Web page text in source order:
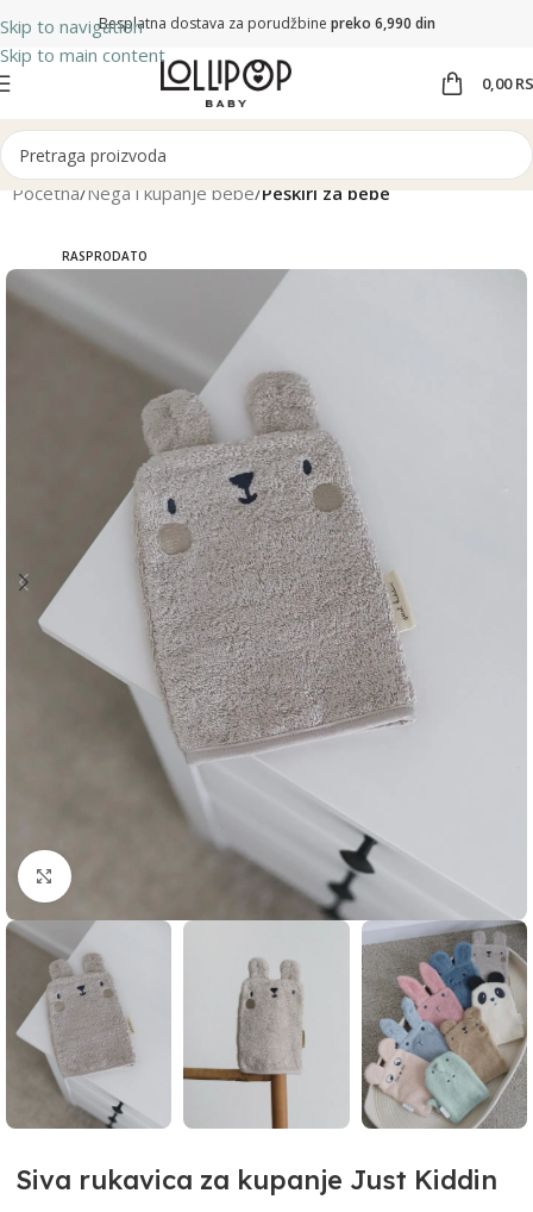
Skip to navigation
Skip to main content
Besplatna dostava za porudžbine preko 6,990 din
0,00
Početna Nega i kupanje bebe Peškiri za bebe
RASPRODATO
Klikni i zumiraj
Siva rukavica za kupanje Just Kiddin